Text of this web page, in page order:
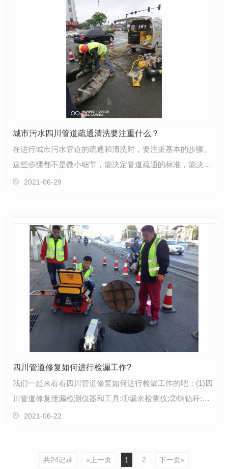
城市污水四川管道疏通清洗要注重什么？
在进行城市污水管道的疏通和清洗时，要注重基本的步骤。
这些步骤都不是微小细节，能决定管道疏通的标准，能决定
2021-06-29
四川管道修复如何进行检漏工作?
我们一起来看看四川管道修复如何进行检漏工作的吧：(1)四
川管道修复泄漏检测仪器和工具:①漏水检测仪;②钢钻杆;③井
盖开启工具;④管道检测器;⑤强光手电筒等。
2021-06-22
共24记录 «上一页 1 2 下一页»